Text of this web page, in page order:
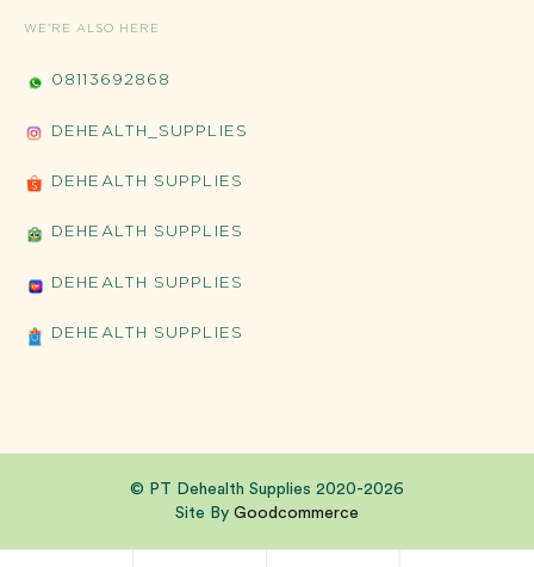
WE'RE ALSO HERE
08113692868
DEHEALTH_SUPPLIES
DEHEALTH SUPPLIES
DEHEALTH SUPPLIES
DEHEALTH SUPPLIES
DEHEALTH SUPPLIES
© PT Dehealth Supplies 2020-2026
Site By Goodcommerce